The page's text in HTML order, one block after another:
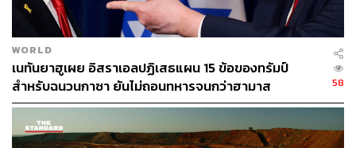
สามารถติดตาม THE STANDARD WEALTH
ผ่านแอปพลิเคชันต่างๆ ที่คุณสะดวกหรือใช้งานอยู่แล้วได้เลย
WORLD
เนทันยาฮูเผย อิสราเอลปฏิเสธแผน 15 ข้อของทรัมป์
สำหรับฉนวนกาซา ยันไม่ถอนทหารจนกว่าฮามาส
ปลดอาวุธแท้จริง
58